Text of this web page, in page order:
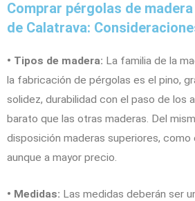
Comprar pérgolas de
de Calatrava:
• Tipos de madera: La familia de la
la fabricación de pérgolas es el pino,
solidez, durabilidad con el paso de los
barato que las otras maderas. Del
disposición maderas superiores, como
aunque a mayor precio.
• Medidas: Las medidas deberán ser